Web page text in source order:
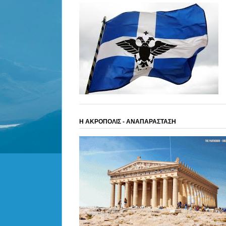
Η ΑΚΡΟΠΟΛΙΣ - ΑΝΑΠΑΡΑΣΤΑΣΗ